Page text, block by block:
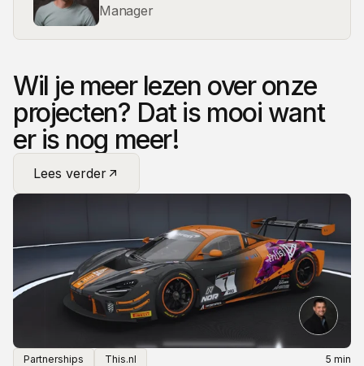
Manager
Wil je meer lezen over onze
projecten? Dat is mooi want
er is nog meer!
Lees verder
Partnerships This.nl 5 min